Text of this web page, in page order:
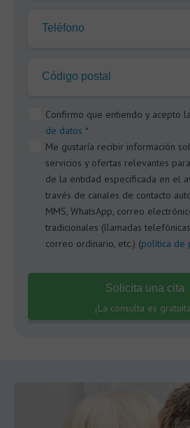
Teléfono
Código postal
Confirmo que entiendo y acepto la
de datos *
Me gustaría recibir información
servicios y ofertas relevantes
de la entidad especificada en el
través de canales de contacto
MMS, WhatsApp, correo
tradicionales (llamadas
correo ordinario, etc.) (política de
Solicita una cita
¡La consulta es